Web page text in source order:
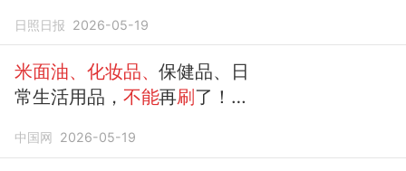
单”
日照日报 2026-05-19
米面油、化妆品、保健品、日
常生活用品， 不能再刷了！ 医
中国网 2026-05-19